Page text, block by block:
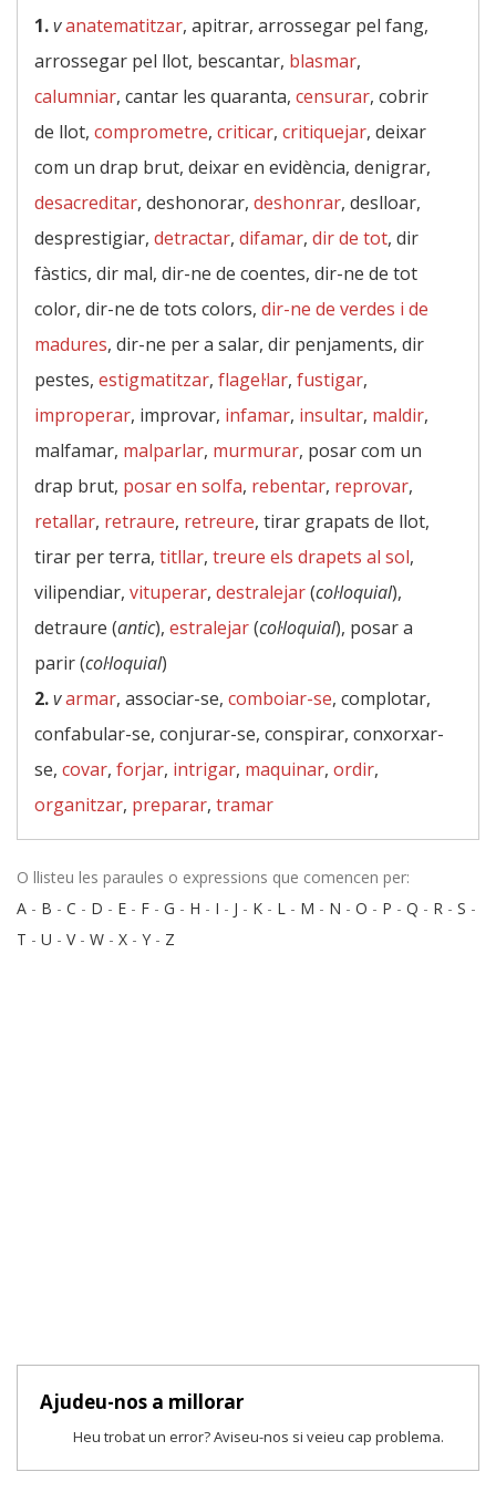
1.vanatematitzar, apitrar, arrossegar pel fang,
arrossegar pel llot, bescantar, blasmar,
calumniar, cantar les quaranta, censurar, cobrir
de llot, comprometre, criticar, critiquejar, deixar
com un drap brut, deixar en evidència, denigrar,
desacreditar, deshonorar, deshonrar, deslloar,
desprestigiar, detractar, difamar, dir de tot, dir
fàstics, dir mal, dir-ne de coentes, dir-ne de tot
color, dir-ne de tots colors, dir-ne de verdes i de
madures, dir-ne per a salar, dir penjaments, dir
pestes, estigmatitzar, flagel·lar, fustigar,
improperar, improvar, infamar, insultar, maldir,
malfamar, malparlar, murmurar, posar com un
drap brut, posar en solfa, rebentar, reprovar,
retallar, retraure, retreure, tirar grapats de llot,
tirar per terra, titllar, treure els drapets al sol,
vilipendiar, vituperar, destralejar(col·loquial),
detraure (antic), estralejar(col·loquial), posar a
parir (col·loquial)
2.varmar, associar-se, comboiar-se, complotar,
confabular-se, conjurar-se, conspirar, conxorxar-
se, covar, forjar, intrigar, maquinar, ordir,
organitzar, preparar, tramar
O llisteu les paraules o expressions que comencen per:
A - B - C - D - E - F - G - H - I - J - K - L - M - N - O - P - Q - R - S -
T - U - V- W - X - Y - Z
Ajudeu-nos a millorar
Heu trobat un error? Aviseu-nos si veieu cap problema.